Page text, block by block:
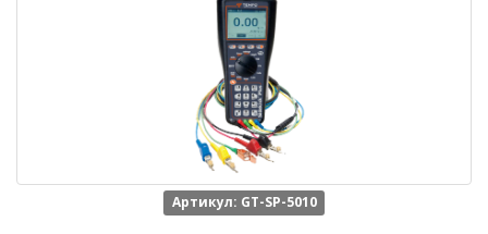
Артикул: GT-SP-5010